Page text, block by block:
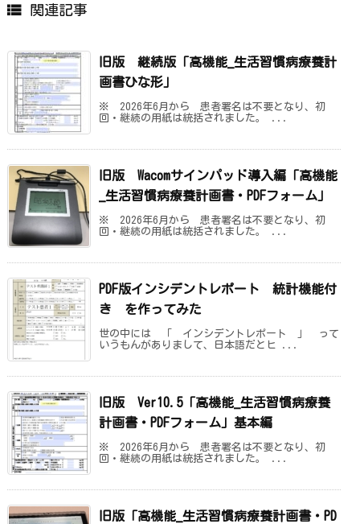
 関連記事
旧版 継続版「高機能_生活習慣病療養計
画書ひな形」
※ 2026年6月から 患者署名は不要となり、初
回・継続の用紙は統括されました。 ...
旧版 Wacomサインパッド導入編「高機能
_生活習慣病療養計画書・PDFフォーム」
※ 2026年6月から 患者署名は不要となり、初
回・継続の用紙は統括されました。 ...
PDF版インシデントレポート 統計機能付
き を作ってみた
世の中には 「 インシデントレポート 」 って
いうもんがありまして、日本語だとヒ ...
旧版 Ver10.5「高機能_生活習慣病療養
計画書・PDFフォーム」基本編
※ 2026年6月から 患者署名は不要となり、初
回・継続の用紙は統括されました。 ...
旧版「高機能_生活習慣病療養計画書・PD